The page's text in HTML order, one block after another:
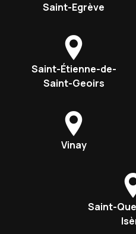
Saint-Egrève
Saint-Étienne-de-
Saint-Geoirs
Vinay
Saint-